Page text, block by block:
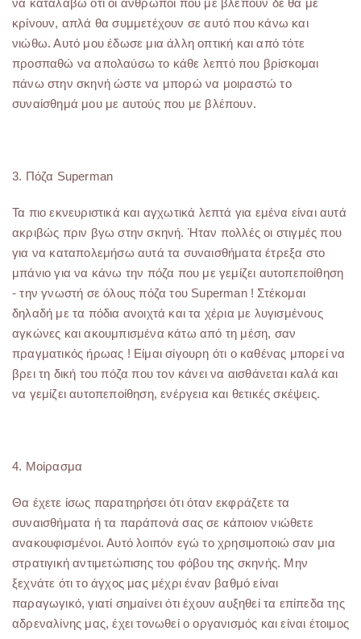
να καταλάβω ότι οι άνθρωποι που με βλέπουν δε θα με
κρίνουν, απλά θα συμμετέχουν σε αυτό που κάνω και
νιώθω. Αυτό μου έδωσε μια άλλη οπτική και από τότε
προσπαθώ να απολαύσω το κάθε λεπτό που βρίσκομαι
πάνω στην σκηνή ώστε να μπορώ να μοιραστώ το
συναίσθημά μου με αυτούς που με βλέπουν.
3. Πόζα Superman
Τα πιο εκνευριστικά και αγχωτικά λεπτά για εμένα είναι αυτά
ακριβώς πριν βγω στην σκηνή. Ήταν πολλές οι στιγμές που
για να καταπολεμήσω αυτά τα συναισθήματα έτρεξα στο
μπάνιο για να κάνω την πόζα που με γεμίζει αυτοπεποίθηση
- την γνωστή σε όλους πόζα του Superman ! Στέκομαι
δηλαδή με τα πόδια ανοιχτά και τα χέρια με λυγισμένους
αγκώνες και ακουμπισμένα κάτω από τη μέση, σαν
πραγματικός ήρωας ! Είμαι σίγουρη ότι ο καθένας μπορεί να
βρει τη δική του πόζα που τον κάνει να αισθάνεται καλά και
να γεμίζει αυτοπεποίθηση, ενέργεια και θετικές σκέψεις.
4. Μοίρασμα
Θα έχετε ίσως παρατηρήσει ότι όταν εκφράζετε τα
συναισθήματα ή τα παράπονά σας σε κάποιον νιώθετε
ανακουφισμένοι. Αυτό λοιπόν εγώ το χρησιμοποιώ σαν μια
στρατιγική αντιμετώπισης του φόβου της σκηνής. Μην
ξεχνάτε ότι το άγχος μας μέχρι έναν βαθμό είναι
παραγωγικό, γιατί σημαίνει ότι έχουν αυξηθεί τα επίπεδα της
αδρεναλίνης μας, έχει τονωθεί ο οργανισμός και είναι έτοιμος